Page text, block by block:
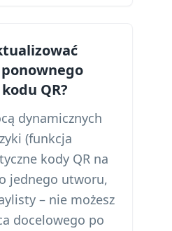
QR?
dynamicznych
(funkcja
kody QR na
jednego utworu,
– nie możesz
docelowego po